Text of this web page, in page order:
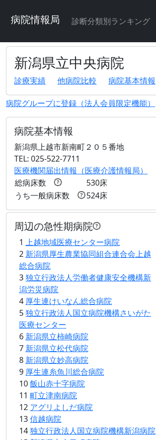
病院情報局 診断分類別ランキング
新潟県立中央病院
診療実績 他病院比較 病院基本情報
病院グループに登録（法人会員限定機能）
病院基本情報
新潟県上越市新南町２０５番地
TEL: 025-522-7711
医療機関届出情報（医療介護情報局）
総病床数
530床
うち一般病床数
524床
周辺の急性期病院
1 上越地域医療センター病院
2 新潟県厚生農業協同組合連合会上越
総合病院
3独立行政法人労働者健康安全機構新
潟労災病院
4 厚生連けいなん総合病院
5独立行政法人国立病院機構さいがた
医療センター
6 新潟県立柿崎病院
7 新潟県立松代病院
8 新潟県立妙高病院
9 厚生連糸魚川総合病院
10飯山赤十字病院
11 町立津南病院
12 アグリよしだ病院
13信越病院
14独立行政法人国立病院機構新潟病院